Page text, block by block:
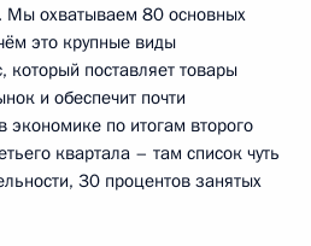
Мы охватываем 80 основных
это крупные виды
который поставляет товары
и обеспечит почти
экономике по итогам второго
квартала – там список чуть
30 процентов занятых